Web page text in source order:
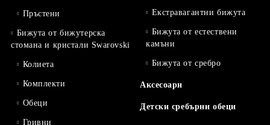
Пръстени
Бижута от бижутерска
стомана и кристали Swarovski
Колиета
Комплекти
Обеци
Гривни
Екстравагантни бижута
Бижута от естествени
камъни
Бижута от сребро
Аксесоари
Детски сребърни обеци